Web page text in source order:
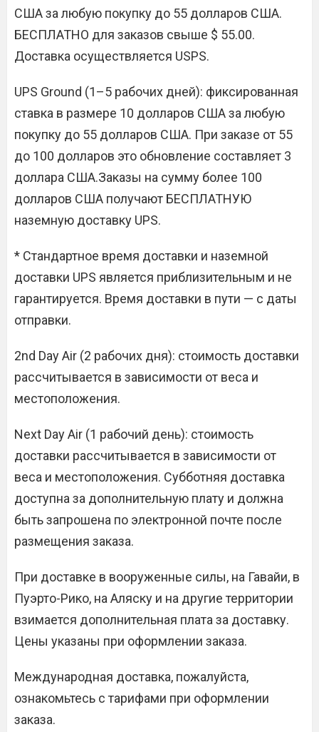
США за любую покупку до 55 долларов США.
БЕСПЛАТНО для заказов свыше $ 55.00.
Доставка осуществляется USPS.
UPS Ground (1–5 рабочих дней): фиксированная
ставка в размере 10 долларов США за любую
покупку до 55 долларов США. При заказе от 55
до 100 долларов это обновление составляет 3
доллара США.Заказы на сумму более 100
долларов США получают БЕСПЛАТНУЮ
наземную доставку UPS.
* Стандартное время доставки и наземной
доставки UPS является приблизительным и не
гарантируется. Время доставки в пути — с даты
отправки.
2nd Day Air (2 рабочих дня): стоимость доставки
рассчитывается в зависимости от веса и
местоположения.
Next Day Air (1 рабочий день): стоимость
доставки рассчитывается в зависимости от
веса и местоположения. Субботняя доставка
доступна за дополнительную плату и должна
быть запрошена по электронной почте после
размещения заказа.
При доставке в вооруженные силы, на Гавайи, в
Пуэрто-Рико, на Аляску и на другие территории
взимается дополнительная плата за доставку.
Цены указаны при оформлении заказа.
Международная доставка, пожалуйста,
ознакомьтесь с тарифами при оформлении
заказа.